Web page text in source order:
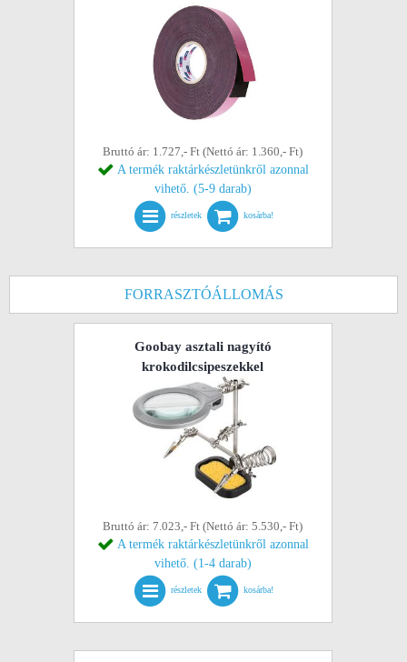
Bruttó ár: 1.727,- Ft (Nettó ár: 1.360,- Ft)
A termék raktárkészletünkről azonnal
vihető. (5-9 darab)
részletek kosárba!
FORRASZTÓÁLLOMÁS
Goobay asztali nagyító
krokodilcsipeszekkel
Bruttó ár: 7.023,- Ft (Nettó ár: 5.530,- Ft)
A termék raktárkészletünkről azonnal
vihető. (1-4 darab)
részletek kosárba!